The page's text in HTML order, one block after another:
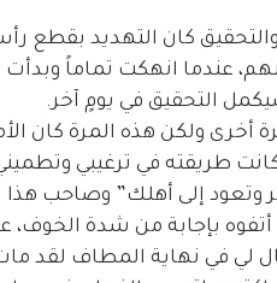
كان التهديد
عندما انهكت تماماً
التحقيق في يومٍ آخر.
أخرى ولكن هذه المرة كان
طريقته في ترغيبي
وتعود إلى أهلك” وصاحب
بإجابة من شدة الخوف،
لي في نهاية المطاف لقد